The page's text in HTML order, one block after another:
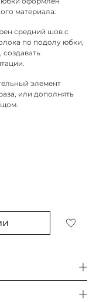
материала.
средний шов с
по подолу юбки,
элемент
или дополнять